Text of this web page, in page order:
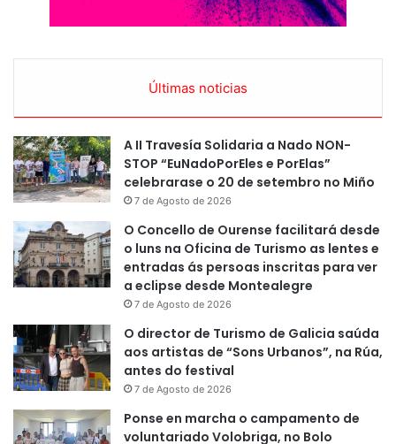
Últimas noticias
A II Travesía Solidaria a Nado NON-
STOP “EuNadoPorEles e PorElas”
celebrarase o 20 de setembro no Miño
7 de Agosto de 2026
O Concello de Ourense facilitará desde
o luns na Oficina de Turismo as lentes e
entradas ás persoas inscritas para ver
a eclipse desde Montealegre
7 de Agosto de 2026
O director de Turismo de Galicia saúda
aos artistas de “Sons Urbanos”, na Rúa,
antes do festival
7 de Agosto de 2026
Ponse en marcha o campamento de
voluntariado Volobriga, no Bolo